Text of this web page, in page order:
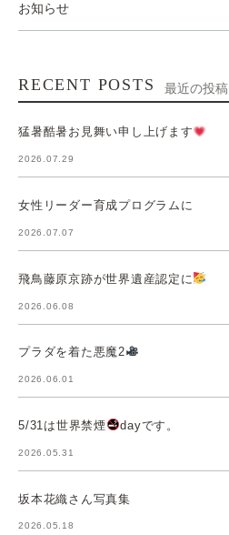
お知らせ
RECENT POSTS 最近の投稿
猛暑酷暑お見舞い申し上げます
2026.07.29
女性リーダー育成プログラムに
2026.07.07
飛鳥藤原京跡が世界遺産認定に
2026.06.08
プラダを着た悪魔2
2026.06.01
5/31は世界禁煙 dayです。
2026.05.31
坂本花織さん写真集
2026.05.18